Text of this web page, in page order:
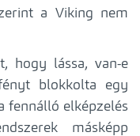
a Viking nem
hogy lássa, van-e
blokkolta egy
fennálló elképzelés
másképp